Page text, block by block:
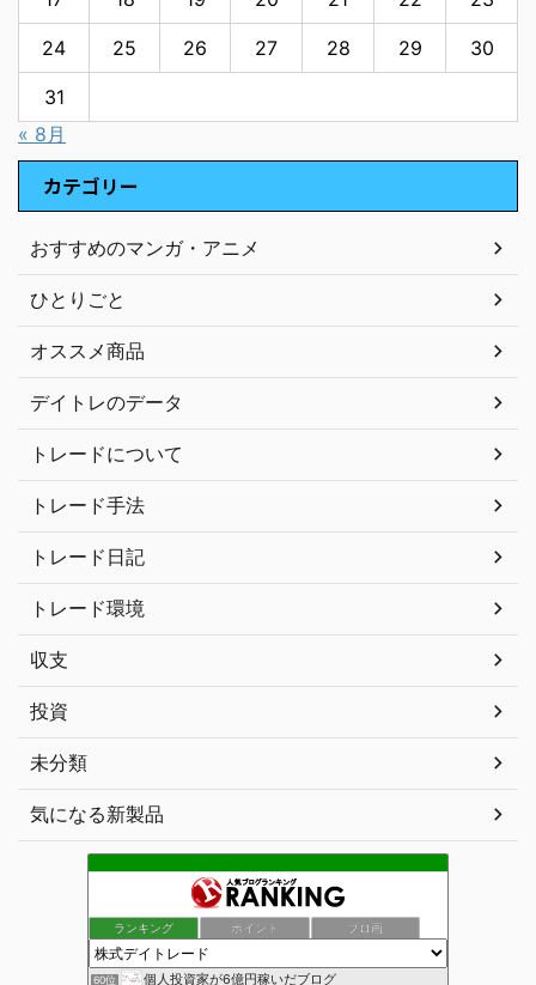
24 25 26 27 28 29 30
31
« 8月
カテゴリー
おすすめのマンガ・アニメ
ひとりごと
オススメ商品
デイトレのデータ
トレードについて
トレード手法
トレード日記
トレード環境
収支
投資
未分類
気になる新製品
ランキング ポイント ブロ画
60位 個人投資家が6億円稼いだブログ